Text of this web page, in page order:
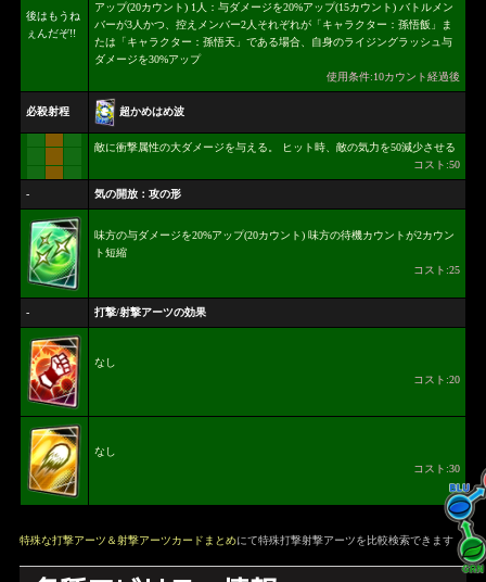
後はもうね
ぇんだぞ!!
アップ(20カウント) 1人：与ダメージを20%アップ(15カウント) バトルメン
バーが3人かつ、控えメンバー2人それぞれが「キャラクター：孫悟飯」ま
たは「キャラクター：孫悟天」である場合、自身のライジングラッシュ与
ダメージを30%アップ
使用条件:10カウント経過後
必殺射程 超かめはめ波
敵に衝撃属性の大ダメージを与える。 ヒット時、敵の気力を50減少させる
コスト:50
- 気の開放：攻の形
味方の与ダメージを20%アップ(20カウント) 味方の待機カウントが2カウン
ト短縮
コスト:25
- 打撃/射撃アーツの効果
なし
コスト:20
なし
コスト:30
特殊な打撃アーツ＆射撃アーツカードまとめにて特殊打撃射撃アーツを比較検索できます